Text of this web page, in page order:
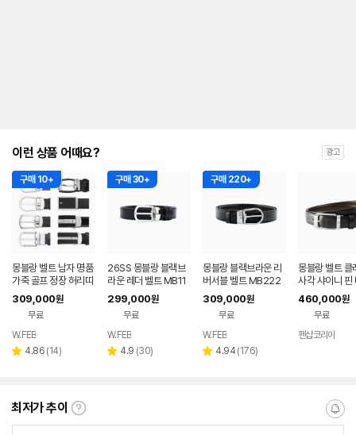
이런 상품 어때요? 광고
구매 10+
몽블랑 벨트 남자 명품
가죽 골프 정장 허리띠
(요청시 선물포장 및
쇼핑백 제공)
309,000원
무료
페이
W.FEB
별 4.86 리
(14)
구매 30+
26SS 몽블랑 블랙브
라운 레더 벨트 MB11
4412 (요청시 선물포
장 및 쇼핑백 제공)
299,000원
무료
페이
W.FEB
별 4.9 리
(30)
구매 220+
몽블랑 블랙브라운 리
버서블 벨트 MB222
371 128135 (요청시
선물포장 쇼핑백제공)
309,000원
무료
페이
W.FEB
별 4.94 리
(176)
몽블랑 벨트 클
사각 샤이니 핀
6579
460,000원
무료
펜샵코리아
최저가 추이
최
알